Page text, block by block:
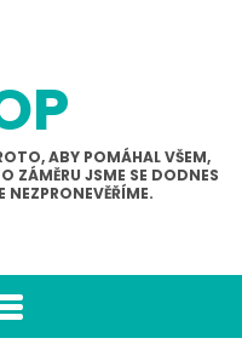
ABY POMÁHAL VŠEM,
ZÁMĚRU JSME SE DODNES
NEZPRONEVĚŘÍME.